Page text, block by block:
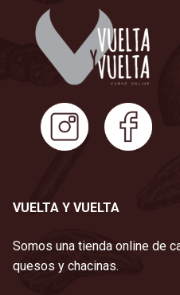
VUELTA Y VUELTA
Somos una tienda online de
quesos y chacinas.